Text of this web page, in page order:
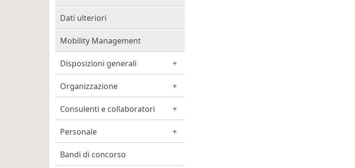
Dati ulteriori
Mobility Management
Disposizioni generali
Organizzazione
Consulenti e collaboratori
Personale
Bandi di concorso